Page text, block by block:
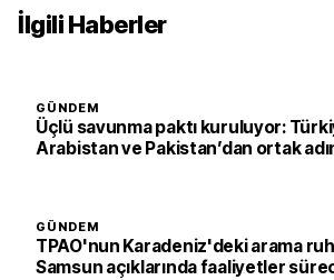
İlgili Haberler
GÜNDEM
Üçlü savunma paktı kuruluyor:
Arabistan ve Pakistan’dan ortak
GÜNDEM
TPAO'nun Karadeniz'deki arama
Samsun açıklarında faaliyetler